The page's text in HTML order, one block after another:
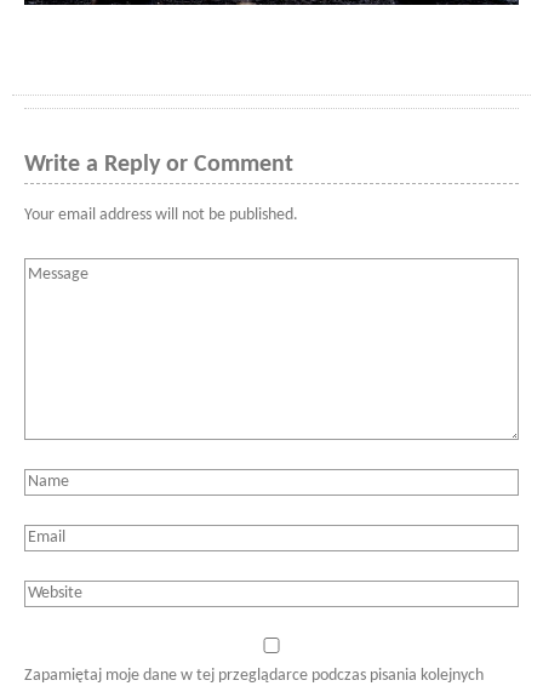
Write a Reply or Comment
Your email address will not be published.
Zapamiętaj moje dane w tej przeglądarce podczas pisania kolejnych